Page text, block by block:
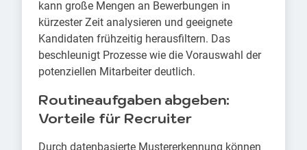
kann große Mengen an Bewerbungen in
kürzester Zeit analysieren und geeignete
Kandidaten frühzeitig herausfiltern. Das
beschleunigt Prozesse wie die Vorauswahl der
potenziellen Mitarbeiter deutlich.
Routineaufgaben abgeben:
Vorteile für Recruiter
Durch datenbasierte Mustererkennung können